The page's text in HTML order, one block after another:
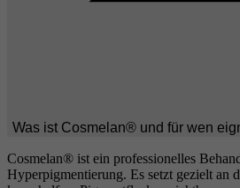
Was ist Cosmelan® und für wen
Cosmelan® ist ein professionelles
Hyperpigmentierung. Es setzt gezielt an